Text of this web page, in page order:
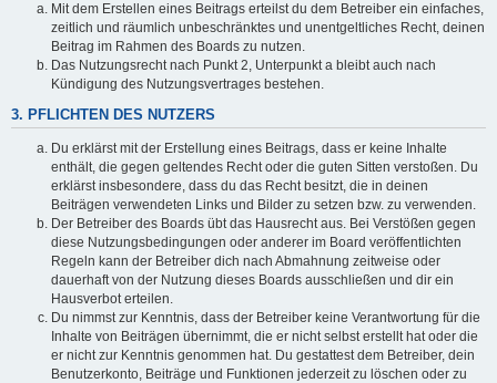
Mit dem Erstellen eines Beitrags erteilst du dem Betreiber ein einfaches,
zeitlich und räumlich unbeschränktes und unentgeltliches Recht, deinen
Beitrag im Rahmen des Boards zu nutzen.
Das Nutzungsrecht nach Punkt 2, Unterpunkt a bleibt auch nach
Kündigung des Nutzungsvertrages bestehen.
3. PFLICHTEN DES NUTZERS
Du erklärst mit der Erstellung eines Beitrags, dass er keine Inhalte
enthält, die gegen geltendes Recht oder die guten Sitten verstoßen. Du
erklärst insbesondere, dass du das Recht besitzt, die in deinen
Beiträgen verwendeten Links und Bilder zu setzen bzw. zu verwenden.
Der Betreiber des Boards übt das Hausrecht aus. Bei Verstößen gegen
diese Nutzungsbedingungen oder anderer im Board veröffentlichten
Regeln kann der Betreiber dich nach Abmahnung zeitweise oder
dauerhaft von der Nutzung dieses Boards ausschließen und dir ein
Hausverbot erteilen.
Du nimmst zur Kenntnis, dass der Betreiber keine Verantwortung für die
Inhalte von Beiträgen übernimmt, die er nicht selbst erstellt hat oder die
er nicht zur Kenntnis genommen hat. Du gestattest dem Betreiber, dein
Benutzerkonto, Beiträge und Funktionen jederzeit zu löschen oder zu